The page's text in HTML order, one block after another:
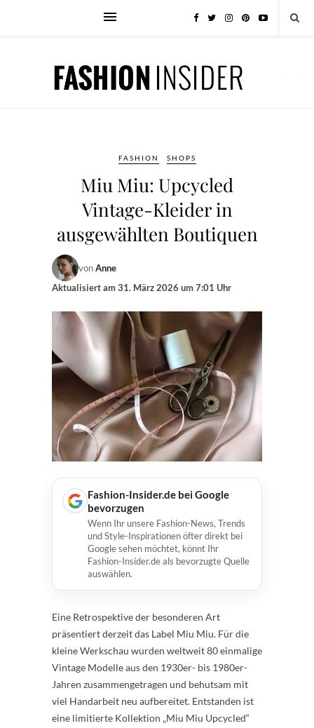
FASHION SHOPS
Miu Miu: Upcycled
Vintage-Kleider in
ausgewählten Boutiquen
vonAnne
Aktualisiert am31. März 2026 um 7:01 Uhr
Fashion-Insider.de bei Google
bevorzugen
Wenn Ihr unsere Fashion-News, Trends
und Style-Inspirationen öfter direkt bei
Google sehen möchtet, könnt Ihr
Fashion-Insider.de als bevorzugte Quelle
auswählen.
Eine Retrospektive der besonderen Art
präsentiert derzeit das Label Miu Miu. Für die
kleine Werkschau wurden weltweit 80 einmalige
Vintage Modelle aus den 1930er- bis 1980er-
Jahren zusammengetragen und behutsam mit
viel Handarbeit neu aufbereitet. Entstanden ist
eine limitierte Kollektion „Miu Miu Upcycled“